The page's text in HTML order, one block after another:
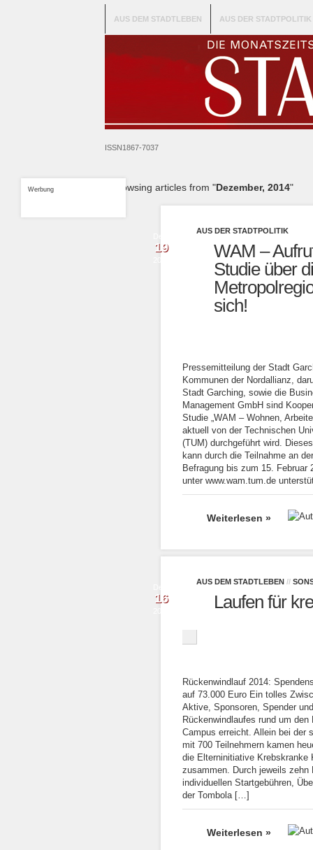
ISSN1867-7037
AUS DEM STADTLEBEN AUS DER STADTPOLITIK
Browsing articles from "Dezember, 2014"
19
AUS DER STADTPOLITIK
WAM –
Studie über
sich!
Pressemitteilung der Stadt
Kommunen der Nordallianz,
Stadt Garching, sowie die
Management GmbH sind
Studie „WAM – Wohnen,
aktuell von der Technischen
(TUM) durchgeführt wird.
kann durch die Teilnahme an
Befragung bis zum 15. Februar
unter www.wam.tum.de
Weiterlesen »
16
AUS DEM STADTLEBEN //
Laufen für
Rückenwindlauf 2014:
auf 73.000 Euro Ein tolles
Aktive, Sponsoren, Spender
Rückenwindlaufes rund um den
Campus erreicht. Allein bei der
mit 700 Teilnehmern kamen
die Elterninitiative Krebskranke
zusammen. Durch jeweils zehn
individuellen Startgebühren,
der Tombola […]
Weiterlesen »
Werbung